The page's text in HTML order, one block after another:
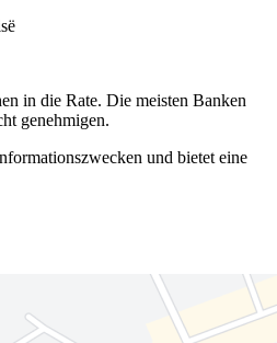
in die Rate. Die meisten Banken
genehmigen.
und bietet eine